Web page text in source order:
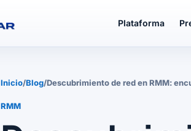
Plataforma
Inicio/Blog/Descubrimiento de red en RMM:
RMM